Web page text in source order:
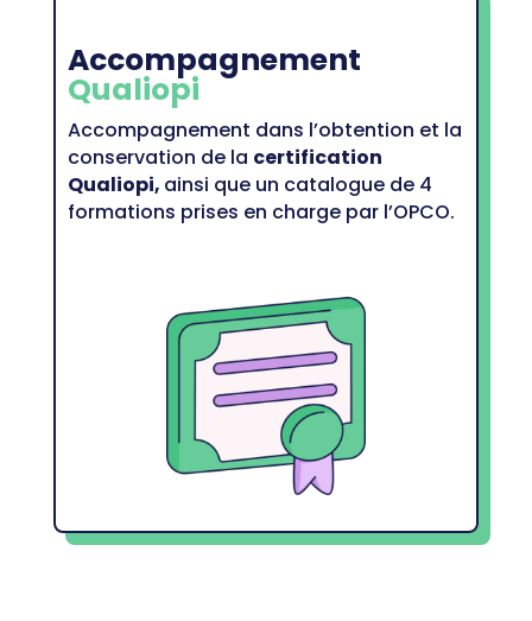
Accompagnement
Qualiopi
Accompagnement dans l’obtention et la
conservation de la certification
Qualiopi, ainsi que un catalogue de 4
formations prises en charge par l’OPCO.